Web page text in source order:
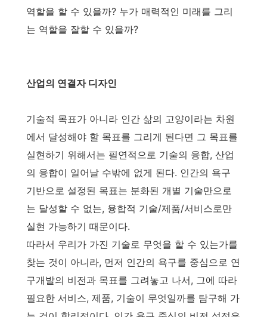
역할을 할 수 있을까? 누가 매력적인 미래를 그리
는 역할을 잘할 수 있을까?
산업의 연결자 디자인
기술적 목표가 아니라 인간 삶의 고양이라는 차원
에서 달성해야 할 목표를 그리게 된다면 그 목표를
실현하기 위해서는 필연적으로 기술의 융합, 산업
의 융합이 일어날 수밖에 없게 된다. 인간의 욕구
기반으로 설정된 목표는 분화된 개별 기술만으로
는 달성할 수 없는, 융합적 기술/제품/서비스로만
실현 가능하기 때문이다.
따라서 우리가 가진 기술로 무엇을 할 수 있는가를
찾는 것이 아니라, 먼저 인간의 욕구를 중심으로 연
구개발의 비전과 목표를 그려놓고 나서, 그에 따라
필요한 서비스, 제품, 기술이 무엇일까를 탐구해 가